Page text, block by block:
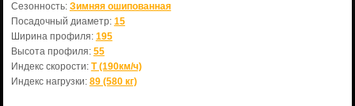
Сезонность: Зимняя ошипованная
Посадочный диаметр: 15
Ширина профиля: 195
Высота профиля: 55
Индекс скорости: T (190км/ч)
Индекс нагрузки: 89 (580 кг)